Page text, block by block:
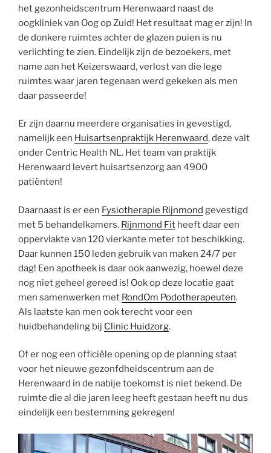
het gezonheidscentrum Herenwaard naast de
oogkliniek van Oog op Zuid! Het resultaat mag er zijn! In
de donkere ruimtes achter de glazen puien is nu
verlichting te zien. Eindelijk zijn de bezoekers, met
name aan het Keizerswaard, verlost van die lege
ruimtes waar jaren tegenaan werd gekeken als men
daar passeerde!
Er zijn daarnu meerdere organisaties in gevestigd,
namelijk een Huisartsenpraktijk Herenwaard, deze valt
onder Centric Health NL. Het team van praktijk
Herenwaard levert huisartsenzorg aan 4900
patiënten!
Daarnaast is er een Fysiotherapie Rijnmond gevestigd
met 5 behandelkamers. Rijnmond Fit heeft daar een
oppervlakte van 120 vierkante meter tot beschikking.
Daar kunnen 150 leden gebruik van maken 24/7 per
dag! Een apotheek is daar ook aanwezig, hoewel deze
nog niet geheel gereed is! Ook op deze locatie gaat
men samenwerken met RondOm Podotherapeuten.
Als laatste kan men ook terecht voor een
huidbehandeling bij Clinic Huidzorg.
Of er nog een officiële opening op de planning staat
voor het nieuwe gezonfdheidscentrum aan de
Herenwaard in de nabije toekomst is niet bekend. De
ruimte die al die jaren leeg heeft gestaan heeft nu dus
eindelijk een bestemming gekregen!